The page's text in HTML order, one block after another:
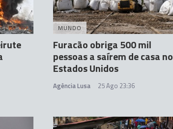
MUNDO
Furacão obriga 500 mil
pessoas a saírem de casa no
Estados Unidos
Agência Lusa 25 Ago 23:36